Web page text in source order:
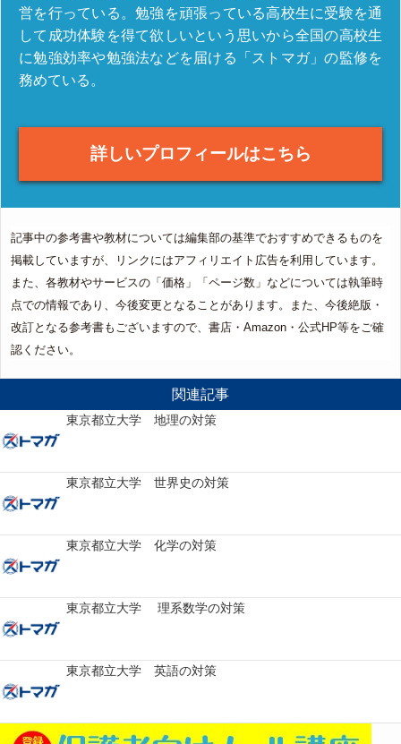
営を行っている。勉強を頑張っている高校生に受験を通
して成功体験を得て欲しいという思いから全国の高校生
に勉強効率や勉強法などを届ける「ストマガ」の監修を
務めている。
詳しいプロフィールはこちら
記事中の参考書や教材については編集部の基準でおすすめできるものを
掲載していますが、リンクにはアフィリエイト広告を利用しています。
また、各教材やサービスの「価格」「ページ数」などについては執筆時
点での情報であり、今後変更となることがあります。また、今後絶版・
改訂となる参考書もございますので、書店・Amazon・公式HP等をご確
認ください。
関連記事
東京都立大学 地理の対策
東京都立大学 世界史の対策
東京都立大学 化学の対策
東京都立大学 理系数学の対策
東京都立大学 英語の対策